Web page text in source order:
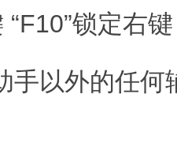
“F10”锁定右
手以外的任